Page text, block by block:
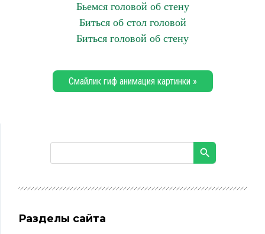
Бьемся головой об стену
Биться об стол головой
Биться головой об стену
Смайлик гиф анимация картинки »
Разделы сайта